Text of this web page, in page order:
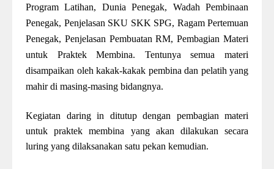
Program Latihan, Dunia Penegak, Wadah Pembinaan
Penegak, Penjelasan SKU SKK SPG, Ragam Pertemuan
Penegak, Penjelasan Pembuatan RM, Pembagian Materi
untuk Praktek Membina. Tentunya semua materi
disampaikan oleh kakak-kakak pembina dan pelatih yang
mahir di masing-masing bidangnya.
Kegiatan daring in ditutup dengan pembagian materi
untuk praktek membina yang akan dilakukan secara
luring yang dilaksanakan satu pekan kemudian.